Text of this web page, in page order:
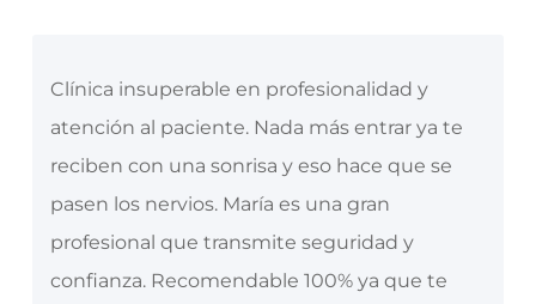
Clínica insuperable en profesionalidad y
atención al paciente. Nada más entrar ya te
reciben con una sonrisa y eso hace que se
pasen los nervios. María es una gran
profesional que transmite seguridad y
confianza. Recomendable 100% ya que te